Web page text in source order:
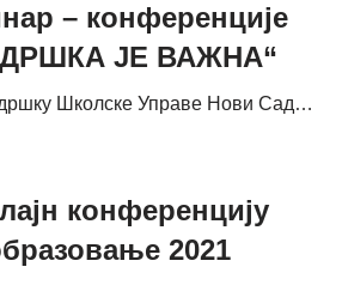
– конференције
ЈЕ ВАЖНА“
Школске Управе Нови Сад…
конференцију
2021